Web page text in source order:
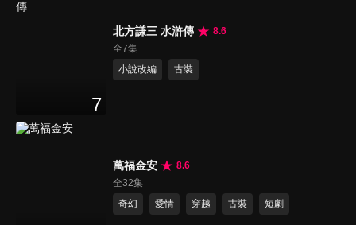
7
北方謙三 水滸傳
8.6
全7集
小說改編
古裝
萬福金安
8.6
全32集
奇幻
愛情 穿越 古裝 短劇